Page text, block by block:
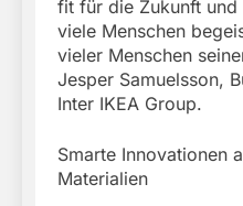
fit für die Zukunft
viele Menschen
vieler Menschen
Jesper Samuelsson,
Inter IKEA Group.
Smarte Innovationen
Materialien